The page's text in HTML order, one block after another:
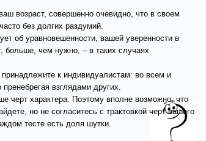
возраст, совершенно очевидно, что в своем
без долгих раздумий.
об уравновешенности, вашей уверенности в
больше, чем нужно, – в таких случаях
к индивидуалистам: во всем и
взглядами других.
черт характера. Поэтому вполне возможно, что
но не согласитесь с трактовкой черт вашего
тесте есть доля шутки.